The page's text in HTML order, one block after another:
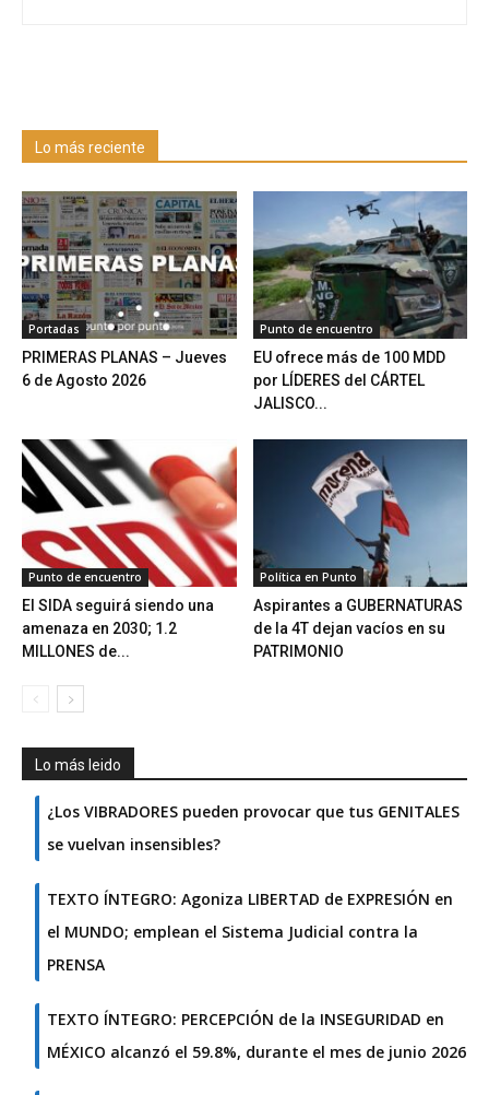
Lo más reciente
Portadas
PRIMERAS PLANAS – Jueves
6 de Agosto 2026
Punto de encuentro
EU ofrece más de 100 MDD
por LÍDERES del CÁRTEL
JALISCO...
Punto de encuentro
El SIDA seguirá siendo una
amenaza en 2030; 1.2
MILLONES de...
Política en Punto
Aspirantes a GUBERNATURAS
de la 4T dejan vacíos en su
PATRIMONIO
Lo más leido
¿Los VIBRADORES pueden provocar que tus GENITALES
se vuelvan insensibles?
TEXTO ÍNTEGRO: Agoniza LIBERTAD de EXPRESIÓN en
el MUNDO; emplean el Sistema Judicial contra la
PRENSA
TEXTO ÍNTEGRO: PERCEPCIÓN de la INSEGURIDAD en
MÉXICO alcanzó el 59.8%, durante el mes de junio 2026